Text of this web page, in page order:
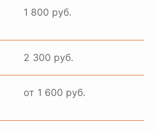
1 800 руб.
2 300 руб.
от 1 600 руб.